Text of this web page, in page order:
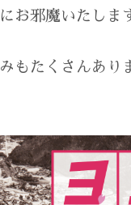
お邪魔いたしま
もたくさんあり